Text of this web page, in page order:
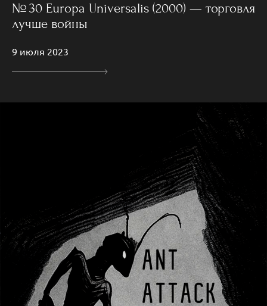
№ 30 Europa Universalis (2000) — торговля
лучше войны
9 июля 2023